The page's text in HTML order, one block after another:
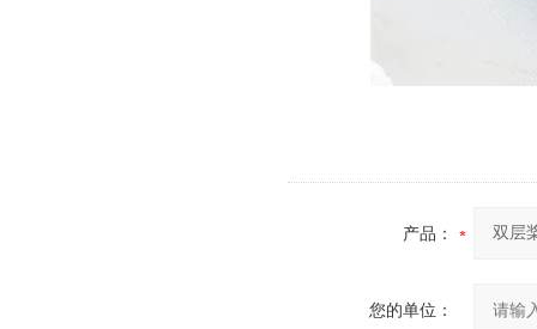
产品：
您的单位：